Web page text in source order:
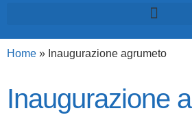
Home » Inaugurazione agrumeto
Inaugurazione